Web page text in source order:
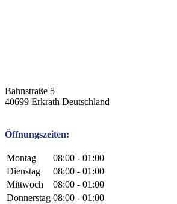
Bahnstraße 5
40699 Erkrath Deutschland
Öffnungszeiten:
Montag
08:00 - 01:00
Dienstag
08:00 - 01:00
Mittwoch
08:00 - 01:00
Donnerstag 08:00 - 01:00